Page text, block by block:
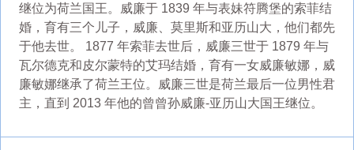
继位为荷兰国王。威廉于 1839 年与表妹符腾堡的索菲结
婚，育有三个儿子，威廉、莫里斯和亚历山大，他们都先
于他去世。 1877 年索菲去世后，威廉三世于 1879 年与
瓦尔德克和皮尔蒙特的艾玛结婚，育有一女威廉敏娜，威
廉敏娜继承了荷兰王位。威廉三世是荷兰最后一位男性君
主，直到 2013 年他的曾曾孙威廉-亚历山大国王继位。